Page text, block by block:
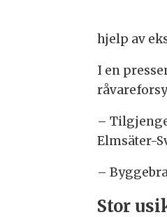
hjelp av
I en
–
Elmsäter-
–
Stor